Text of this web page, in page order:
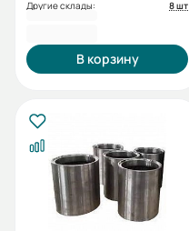
Другие склады:
8 шт
В корзину